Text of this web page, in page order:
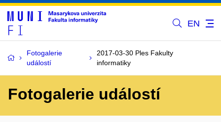
EN
Fotogalerie
událostí
2017-03-30 Ples Fakulty
informatiky
Fotogalerie událostí